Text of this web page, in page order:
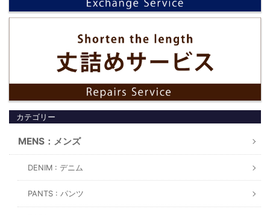
カテゴリー
MENS：メンズ
DENIM : デニム
PANTS : パンツ